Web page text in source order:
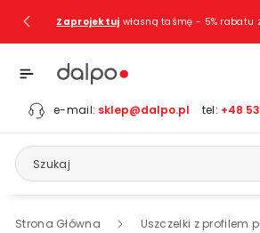
TreściZaprojektuj własną taśmę - 5% rabatu
e-mail: sklep@dalpo.pl tel: +48
Szukaj
Strona Główna
Uszczelki z profilem